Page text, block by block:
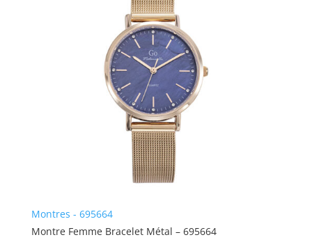
Montres - 695664
Montre Femme Bracelet Métal – 695664